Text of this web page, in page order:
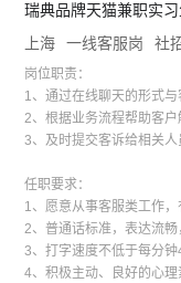
瑞典品牌天猫兼职实习
上海
一线客服岗 社
岗位职责：
1、通过在线聊天的形式
2、根据业务流程帮助客户
3、及时提交客诉给相关人
任职要求：
1、愿意从事客服类工作，
2、普通话标准，表达流畅
3、打字速度不低于每分钟
4、积极主动、良好的心理